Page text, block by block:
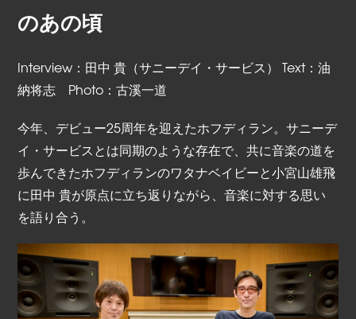
のあの頃
Interview：田中 貴（サニーデイ・サービス） Text：油
納将志 Photo：古溪一道
今年、デビュー25周年を迎えたホフディラン。サニーデ
イ・サービスとは同期のような存在で、共に音楽の道を
歩んできたホフディランのワタナベイビーと小宮山雄飛
に田中 貴が原点に立ち返りながら、音楽に対する思い
を語り合う。